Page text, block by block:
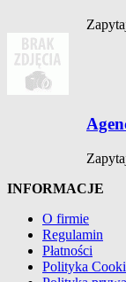
INFORMACJE
O firmie
Regulamin
Płatności
Polityka